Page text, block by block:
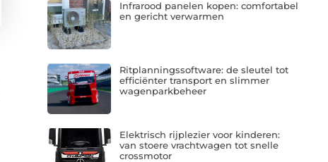
Infrarood panelen kopen: comfortabel
en gericht verwarmen
Ritplanningssoftware: de sleutel tot
efficiënter transport en slimmer
wagenparkbeheer
Elektrisch rijplezier voor kinderen:
van stoere vrachtwagen tot snelle
crossmotor